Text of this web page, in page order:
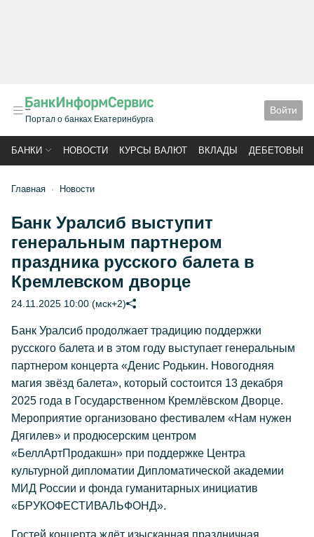
Портал о банках Екатеринбурга
Войти
БАНКИ НОВОСТИ КУРСЫ ВАЛЮТ ВКЛАДЫ ДЕБЕТОВЫЕ
Главная Новости
Банк Уралсиб выступит
генеральным партнером
праздника русского балета в
Кремлевском дворце
24.11.2025 10:00 (мск+2)
Банк Уралсиб продолжает традицию поддержки
русского балета и в этом году выступает генеральным
партнером концерта «Денис Родькин. Новогодняя
магия звёзд балета», который состоится 13 декабря
2025 года в Государственном Кремлёвском Дворце.
Мероприятие организовано фестивалем «Нам нужен
Дягилев» и продюсерским центром
«БеллАртПродакшн» при поддержке Центра
культурной дипломатии Дипломатической академии
МИД России и фонда гуманитарных инициатив
«БРУКОФЕСТИВАЛЬФОНД».
Гостей концерта ждёт изысканная праздничная